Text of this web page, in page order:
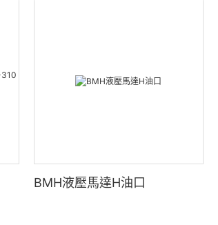
BMH液壓馬達H油口